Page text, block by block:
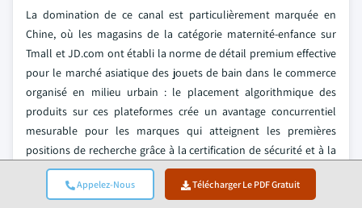
Appelez-Nous Télécharger Le PDF Gratuit
La domination de ce canal est particulièrement marquée en
Chine, où les magasins de la catégorie maternité-enfance sur
Tmall et JD.com ont établi la norme de détail premium effective
pour le marché asiatique des jouets de bain dans le commerce
organisé en milieu urbain : le placement algorithmique des
produits sur ces plateformes crée un avantage concurrentiel
mesurable pour les marques qui atteignent les premières
positions de recherche grâce à la certification de sécurité et à la
profondeur des avis vérifiés. Ces dynamiques structurelles
renforcent l'avantage concurrentiel des acteurs certifiés établis